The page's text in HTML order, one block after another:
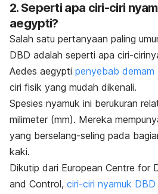
2. Seperti apa ciri-ciri
aegypti?
Salah satu pertanyaan paling
DBD adalah seperti apa ciri-
Aedes aegypti penyebab demam
ciri fisik yang mudah dikenali.
Spesies nyamuk ini berukuran
milimeter (mm). Mereka
yang berselang-seling pada
kaki.
Dikutip dari European Centre for
and Control, ciri-ciri nyamuk DBD